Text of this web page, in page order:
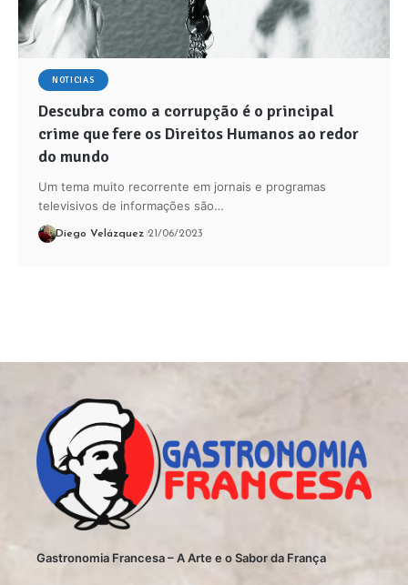
NOTICIAS
Descubra como a corrupção é o principal
crime que fere os Direitos Humanos ao redor
do mundo
Um tema muito recorrente em jornais e programas
televisivos de informações são…
Diego Velázquez 21/06/2023
Gastronomia Francesa – A Arte e o Sabor da França